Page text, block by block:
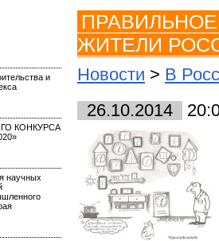
и
КОНКУРСА
научных
ЖИТЕЛИ
Новости > В
26.10.2014